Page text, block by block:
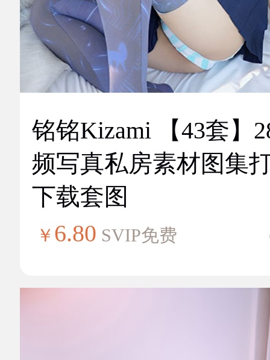
铭铭Kizami 【43套】
频写真私房素材图集
下载套图
￥ 6.80 SVIP免费